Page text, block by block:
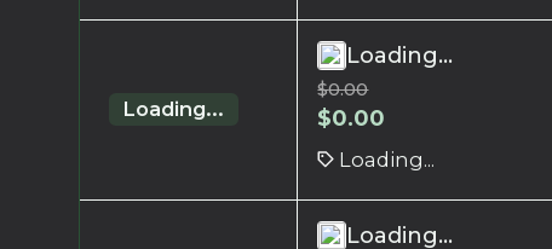
Loading...
Loading...
$0.00
$0.00
Loading...
Loading...